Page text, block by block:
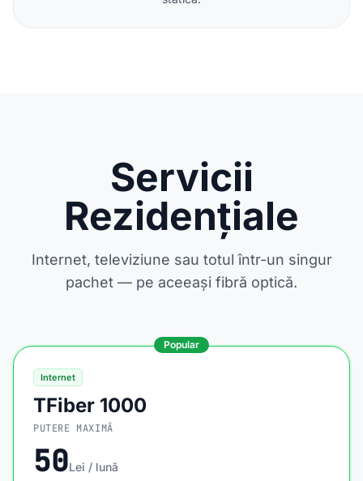
Servicii
Rezidențiale
Internet, televiziune sau totul într-un singur
pachet — pe aceeași fibră optică.
Popular
Internet
TFiber 1000
PUTERE MAXIMĂ
50Lei / lună